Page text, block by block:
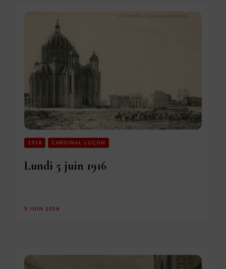
1916 CARDINAL LUÇON
Lundi 5 juin 1916
5 JUIN 2016